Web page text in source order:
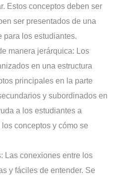
Estos conceptos deben ser
ser presentados de una
para los estudiantes.
manera jerárquica: Los
en una estructura
principales en la parte
y subordinados en
a los estudiantes a
conceptos y cómo se
Las conexiones entre los
y fáciles de entender. Se